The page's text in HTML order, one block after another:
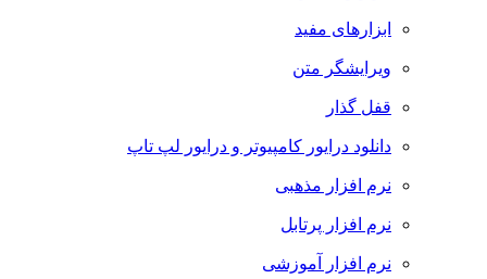
ابزارهای مفید
ویرایشگر متن
قفل گذار
دانلود درایور کامپیوتر و درایور لپ تاپ
نرم افزار مذهبی
نرم افزار پرتابل
نرم افزار آموزشی